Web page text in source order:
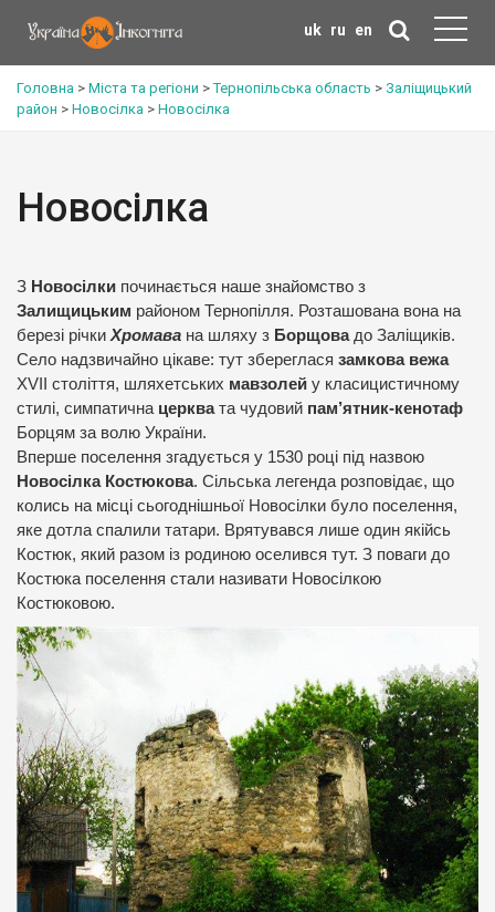
uk ru en
Головна > Міста та регіони >Тернопільська область > Заліщицький
район > Новосілка > Новосілка
Новосілка
З Новосілки починається наше знайомство з
Залищицьким районом Тернопілля. Розташована вона на
березі річки Хромава на шляху з Борщова до Заліщиків.
Село надзвичайно цікаве: тут збереглася замкова вежа
XVII століття, шляхетських мавзолей у класицистичному
стилі, симпатична церквата чудовий пам’ятник-кенотаф
Борцям за волю України.
Вперше поселення згадується у 1530 році під назвою
Новосілка Костюкова. Сільська легенда розповідає, що
колись на місці сьогоднішньої Новосілки було поселення,
яке дотла спалили татари. Врятувався лише один якійсь
Костюк, який разом із родиною оселився тут. З поваги до
Костюка поселення стали називати Новосілкою
Костюковою.